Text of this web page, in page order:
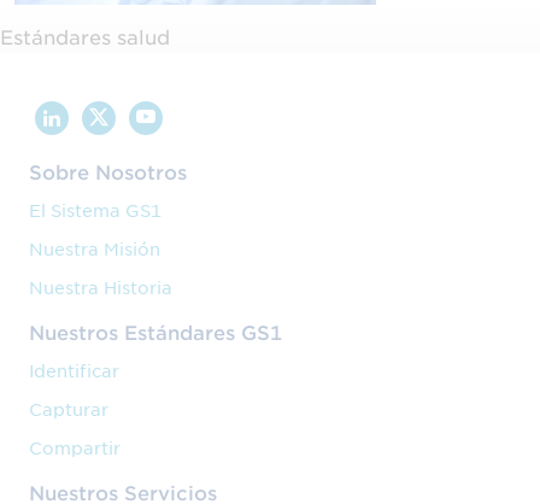
Estándares salud
Sobre Nosotros
El Sistema GS1
Nuestra Misión
Nuestra Historia
Nuestros Estándares GS1
Identificar
Capturar
Compartir
Nuestros Servicios